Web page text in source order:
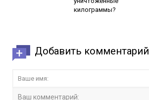
килограммы?
Добавить комментарий